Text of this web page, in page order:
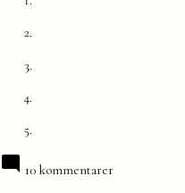
10 kommentarer